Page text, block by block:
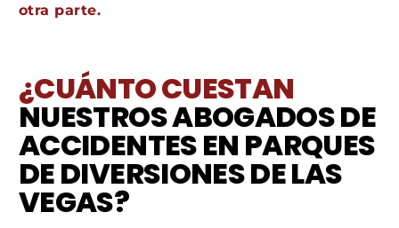
otra parte.
¿CUÁNTO CUESTAN
NUESTROS ABOGADOS DE
ACCIDENTES EN PARQUES
DE DIVERSIONES DE LAS
VEGAS?